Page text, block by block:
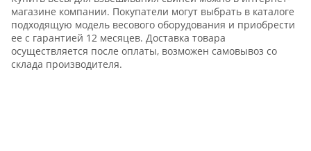
магазине компании. Покупатели могут выбрать в каталоге
подходящую модель весового оборудования и приобрести
ее с гарантией 12 месяцев. Доставка товара
осуществляется после оплаты, возможен самовывоз со
склада производителя.